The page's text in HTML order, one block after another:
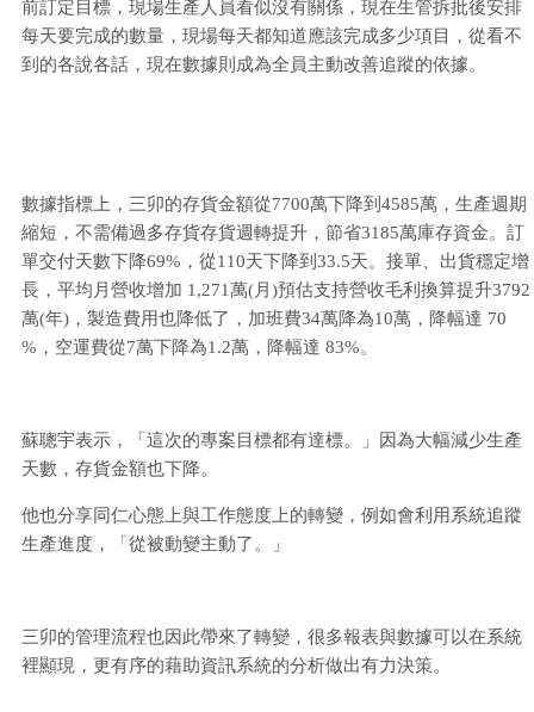
前訂定目標，現場生產人員看似沒有關係，現在生管拆批後安排
每天要完成的數量，現場每天都知道應該完成多少項目，從看不
到的各說各話，現在數據則成為全員主動改善追蹤的依據。
數據指標上，三卯的存貨金額從7700萬下降到4585萬，生產週期
縮短，不需備過多存貨存貨週轉提升，節省3185萬庫存資金。訂
單交付天數下降69%，從110天下降到33.5天。接單、出貨穩定增
長，平均月營收增加 1,271萬(月)預估支持營收毛利換算提升3792
萬(年)，製造費用也降低了，加班費34萬降為10萬，降幅達 70
%，空運費從7萬下降為1.2萬，降幅達 83%。
蘇聰宇表示，「這次的專案目標都有達標。」因為大幅減少生產
天數，存貨金額也下降。
他也分享同仁心態上與工作態度上的轉變，例如會利用系統追蹤
生產進度，「從被動變主動了。」
三卯的管理流程也因此帶來了轉變，很多報表與數據可以在系統
裡顯現，更有序的藉助資訊系統的分析做出有力決策。